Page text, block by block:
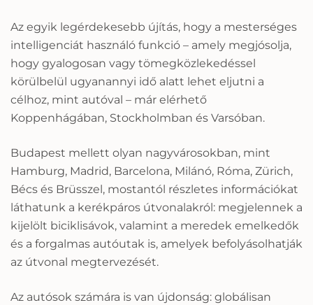
Az egyik legérdekesebb újítás, hogy a mesterséges
intelligenciát használó funkció – amely megjósolja,
hogy gyalogosan vagy tömegközlekedéssel
körülbelül ugyanannyi idő alatt lehet eljutni a
célhoz, mint autóval – már elérhető
Koppenhágában, Stockholmban és Varsóban.
Budapest mellett olyan nagyvárosokban, mint
Hamburg, Madrid, Barcelona, Milánó, Róma, Zürich,
Bécs és Brüsszel, mostantól részletes információkat
láthatunk a kerékpáros útvonalakról: megjelennek a
kijelölt biciklisávok, valamint a meredek emelkedők
és a forgalmas autóutak is, amelyek befolyásolhatják
az útvonal megtervezését.
Az autósok számára is van újdonság: globálisan